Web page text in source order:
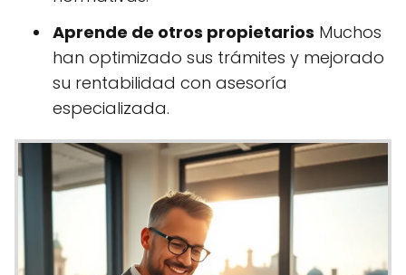
Aprende de otros propietarios Muchos
han optimizado sus trámites y mejorado
su rentabilidad con asesoría
especializada.